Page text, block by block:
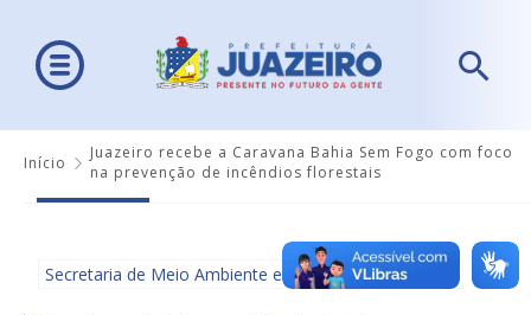
Início
Juazeiro recebe a Caravana Bahia Sem Fogo com foco
na prevenção de incêndios florestais
Secretaria de Meio Ambiente e Ordenamento Urbano